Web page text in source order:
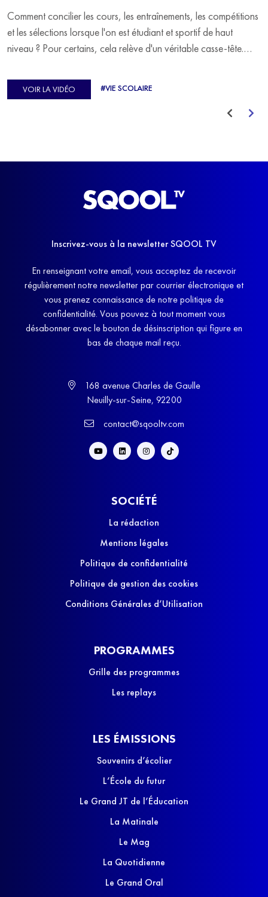
Comment concilier les cours, les entraînements, les compétitions
et les sélections lorsque l'on est étudiant et sportif de haut
niveau ? Pour certains, cela relève d'un véritable casse-tête.
d'Europe de Horse-ball, qui a failli abandonner ses études
avant de trouver un nouvel équilibre.
VOIR LA VIDÉO #VIE SCOLAIRE
Inscrivez-vous à la newsletter SQOOL TV
En renseignant votre email, vous acceptez de recevoir
régulièrement notre newsletter par courrier électronique et
vous prenez connaissance de notre politique de
confidentialité. Vous pouvez à tout moment vous
désabonner avec le bouton de désinscription qui figure en
bas de chaque mail reçu.
168 avenue Charles de Gaulle
Neuilly-sur-Seine, 92200
contact@sqooltv.com
SOCIÉTÉ
La rédaction
Mentions légales
Politique de confidentialité
Politique de gestion des cookies
Conditions Générales d’Utilisation
PROGRAMMES
Grille des programmes
Les replays
LES ÉMISSIONS
Souvenirs d’écolier
L’École du futur
Le Grand JT de l’Éducation
La Matinale
Le Mag
La Quotidienne
Le Grand Oral